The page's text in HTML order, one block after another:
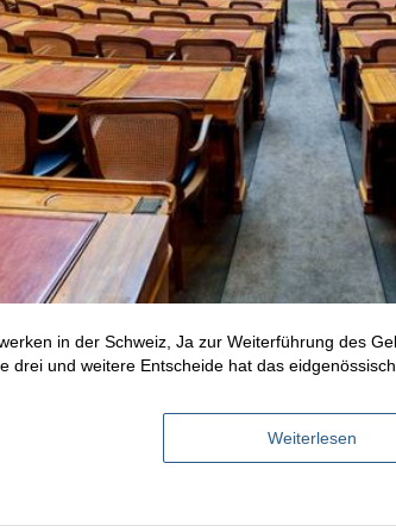
in der Schweiz, Ja zur Weiterführung des
drei und weitere Entscheide hat das
Weiterlesen